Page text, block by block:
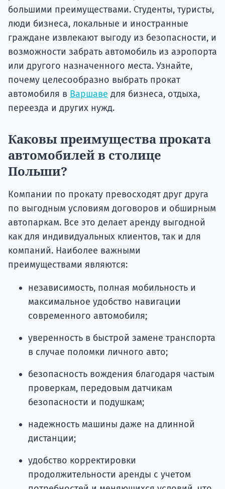
большими преимуществами. Студенты, туристы,
люди бизнеса, локальные и иностранные
граждане извлекают выгоду из безопасности, и
возможности забрать автомобиль из аэропорта
или другого назначенного места. Узнайте,
почему целесообразно выбрать прокат
автомобиля в Варшаве для бизнеса, отдыха,
переезда и других нужд.
Каковы преимущества проката
автомобилей в столице
Польши?
Компании по прокату превосходят друг друга
по выгодным условиям договоров и обширным
автопаркам. Все это делает аренду выгодной
как для индивидуальных клиентов, так и для
компаний. Наиболее важными
преимуществами являются:
независимость, полная мобильность и
максимальное удобство навигации
современного автомобиля;
уверенность в быстрой замене транспорта
в случае поломки личного авто;
безопасность вождения благодаря частым
проверкам, передовым датчикам
безопасности и подушкам;
надежность машины даже на длинной
дистанции;
удобство корректировки
продолжительности аренды с учетом